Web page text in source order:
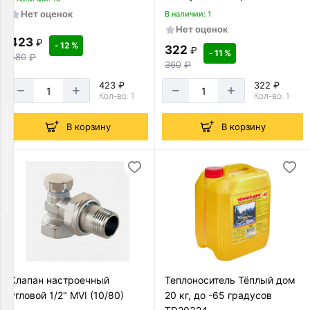
клипсы
Товаров
акции:
54
Трубы
акции:
781
Трубы
для
по
акции:
Нет оценок
423 ₽
480 ₽
- 12 %
423 ₽
Кол-во: 1
В корзину
кольцом "1/2"(евроконус)
(10/80)
В наличии: 1
Нет оценок
322 ₽
360 ₽
- 11 %
322 ₽
Кол-во: 1
В корзину
Клапан настроечный
угловой 1/2" MVI (10/80)
Теплоноситель Тёплый дом
20 кг, до -65 градусов